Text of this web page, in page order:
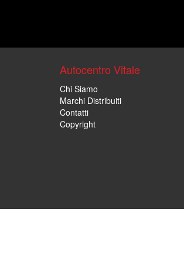
Autocentro Vitale
Chi Siamo
Marchi Distribuiti
Contatti
Copyright